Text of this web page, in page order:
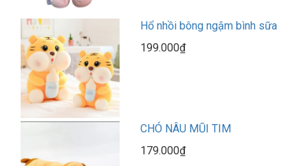
Hổ nhồi bông ngậm bình sữa
199.000₫
CHÓ NÂU MŨI TIM
179.000₫